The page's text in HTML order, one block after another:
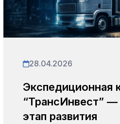
28.04.2026
Экспедиционная
“ТрансИнвест”
этап развития